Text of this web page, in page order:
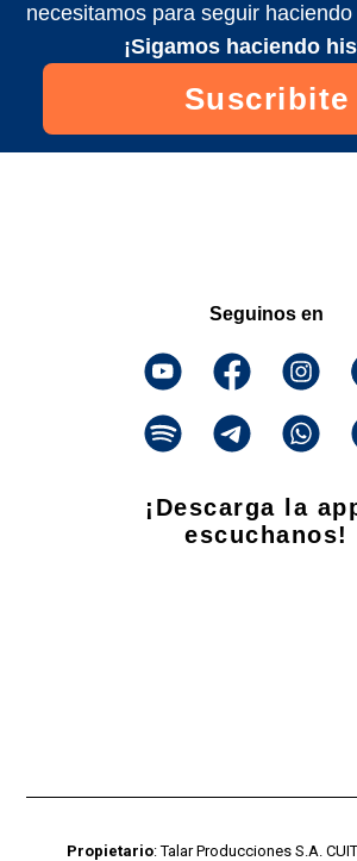
necesitamos para seguir
¡Sigamos haciendo
Suscribite
Seguinos en
¡Descarga la
escuchanos!
Propietario: Talar Producciones S.A.